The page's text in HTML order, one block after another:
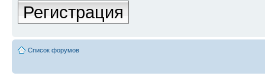
Регистрация
Список форумов